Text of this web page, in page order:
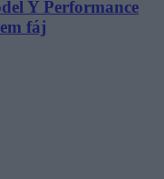
Y Performance
fáj